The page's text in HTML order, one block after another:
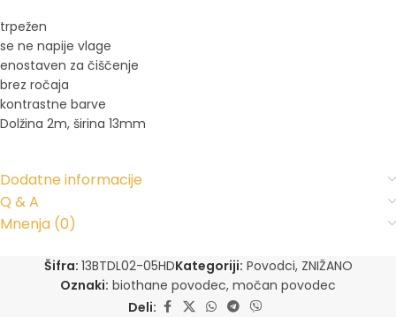
trpežen
se ne napije vlage
enostaven za čiščenje
brez ročaja
kontrastne barve
Dolžina 2m, širina 13mm
Dodatne informacije
Q & A
Mnenja (0)
Šifra: 13BTDL02-05HDKategoriji: Povodci, ZNIŽANO
Oznaki: biothane povodec, močan povodec
Deli: